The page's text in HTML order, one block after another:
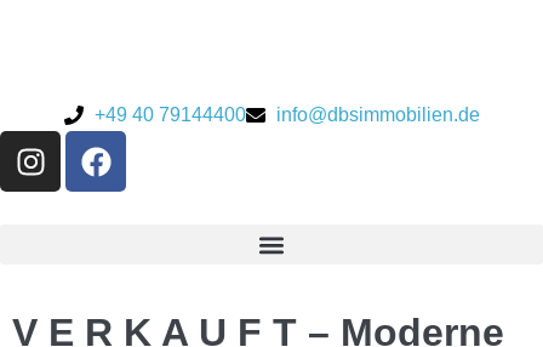
+49 40 79144400 info@dbsimmobilien.de
V E R K A U F T – Moderne